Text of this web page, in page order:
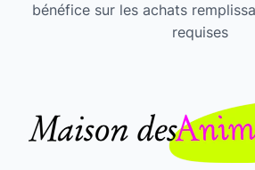
bénéfice sur les achats
requises